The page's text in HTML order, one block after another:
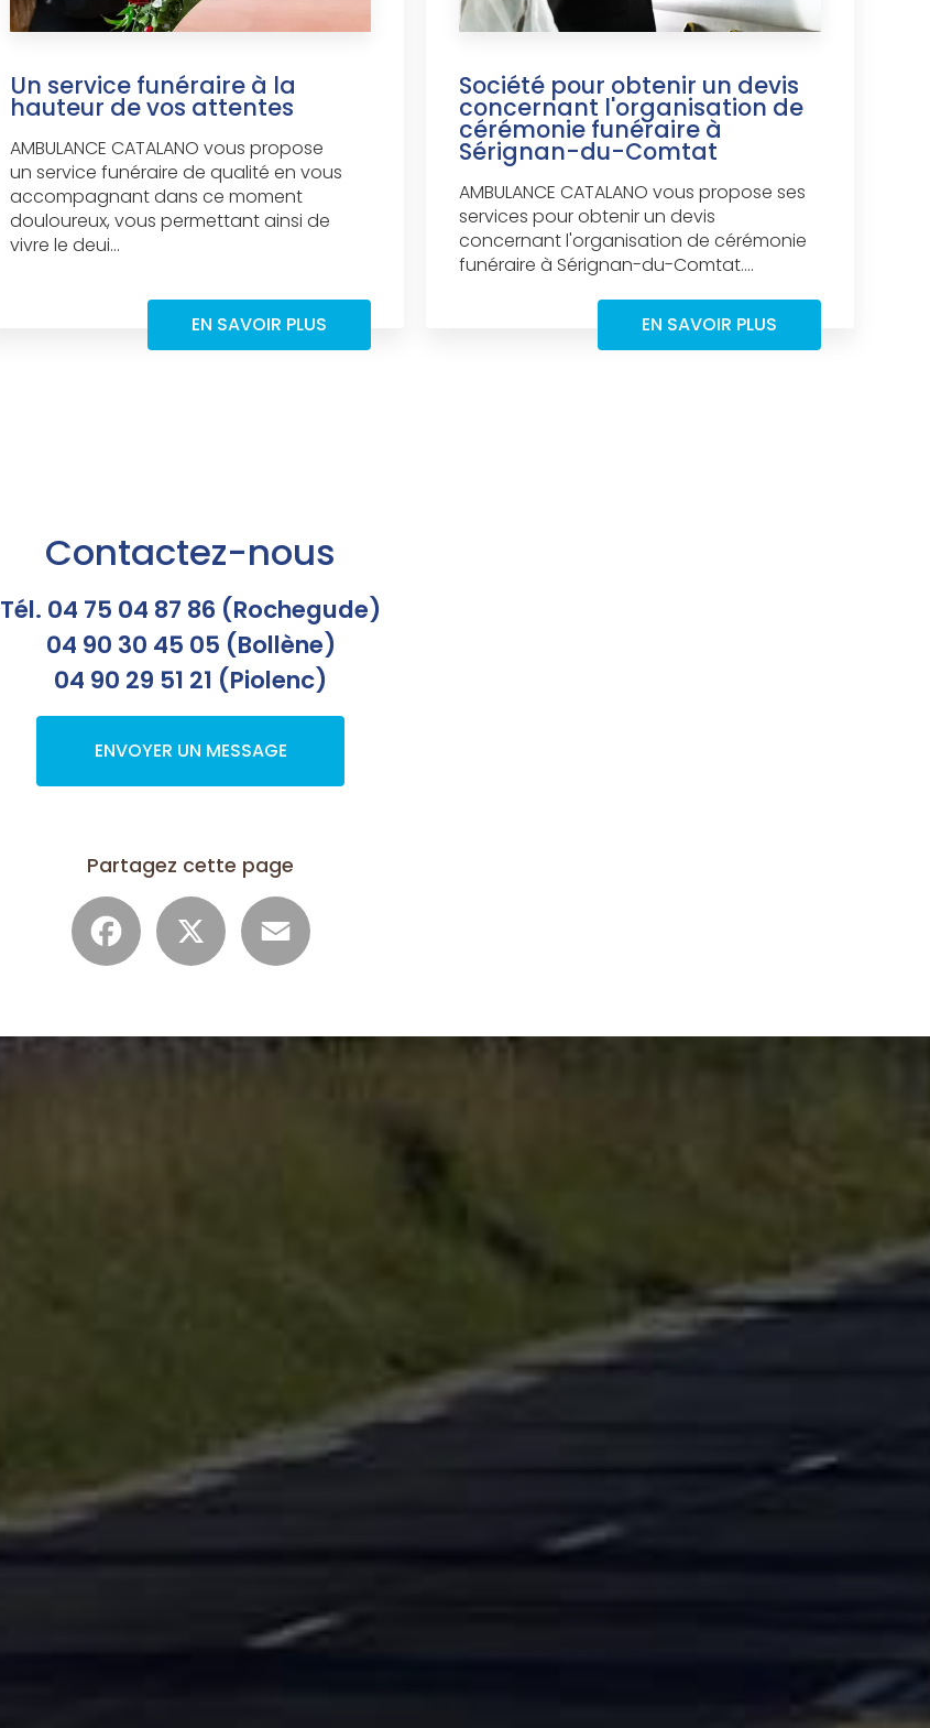
Un service funéraire à la
hauteur de vos attentes
AMBULANCE CATALANO vous propose
un service funéraire de qualité en vous
accompagnant dans ce moment
douloureux, vous permettant ainsi de
vivre le deui...
EN SAVOIR PLUS
Société pour obtenir un devis
concernant l'organisation de
cérémonie funéraire à
Sérignan-du-Comtat
AMBULANCE CATALANO vous propose ses
services pour obtenir un devis
concernant l'organisation de cérémonie
funéraire à Sérignan-du-Comtat....
EN SAVOIR PLUS
Contactez-nous
Tél. 04 75 04 87 86 (Rochegude)
04 90 30 45 05 (Bollène)
04 90 29 51 21 (Piolenc)
ENVOYER UN MESSAGE
Partagez cette page
Facebook